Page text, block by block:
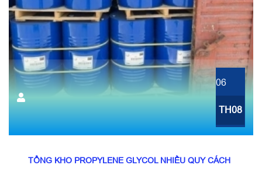
06
TH08
TỔNG KHO PROPYLENE GLYCOL NHIỀU QUY CÁCH